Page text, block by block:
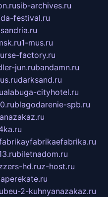
sib-archives.ru
festival.ru
1-mus.ru
factory.ru
jun.rubandamn.ru
darksand.ru
alabuga-cityhotel.ru
blagodarenie-spb.ru
biletnadom.ru
hd.ruz-host.ru
2-kuhnyanazakaz.ru